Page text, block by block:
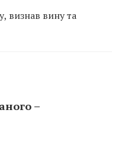
визнав вину та
–